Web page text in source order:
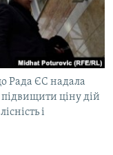
Рада ЄС надала
підвищити ціну дій
і